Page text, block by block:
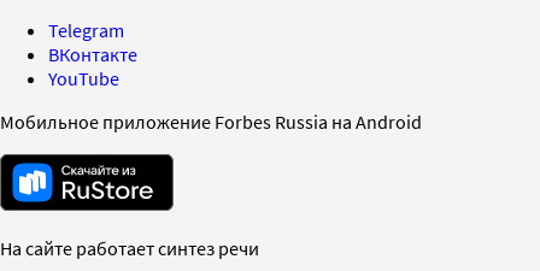
Telegram
ВКонтакте
YouTube
Мобильное приложение Forbes Russia на Android
На сайте работает синтез речи